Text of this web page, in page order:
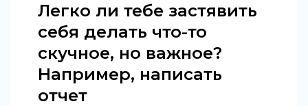
Легко ли тебе застявить
себя делать что-то
скучное, но важное?
Например, написать
отчет